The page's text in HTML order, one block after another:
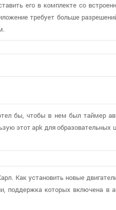
его в комплекте со
требует больше
бы, чтобы в нем был таймер
этот apk для образовательных
Как установить новые
поддержка которых включена в